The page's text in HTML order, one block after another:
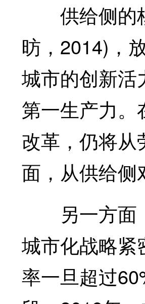
供给侧的核
昉，2014)，
城市的创新活
第一生产力
改革，仍将
面，从供给侧
另一方面，
城市化战略紧
率一旦超过